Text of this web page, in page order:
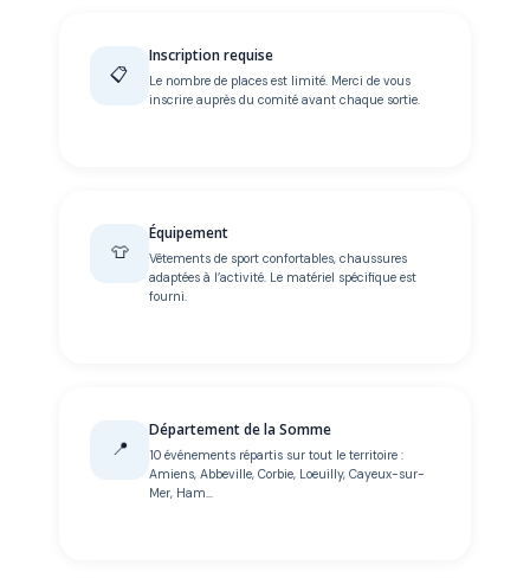
📋
Inscription requise
Le nombre de places est limité. Merci de vous
inscrire auprès du comité avant chaque sortie.
👕
Équipement
Vêtements de sport confortables, chaussures
adaptées à l’activité. Le matériel spécifique est
fourni.
📍
Département de la Somme
10 événements répartis sur tout le territoire :
Amiens, Abbeville, Corbie, Loeuilly, Cayeux-sur-
Mer, Ham…